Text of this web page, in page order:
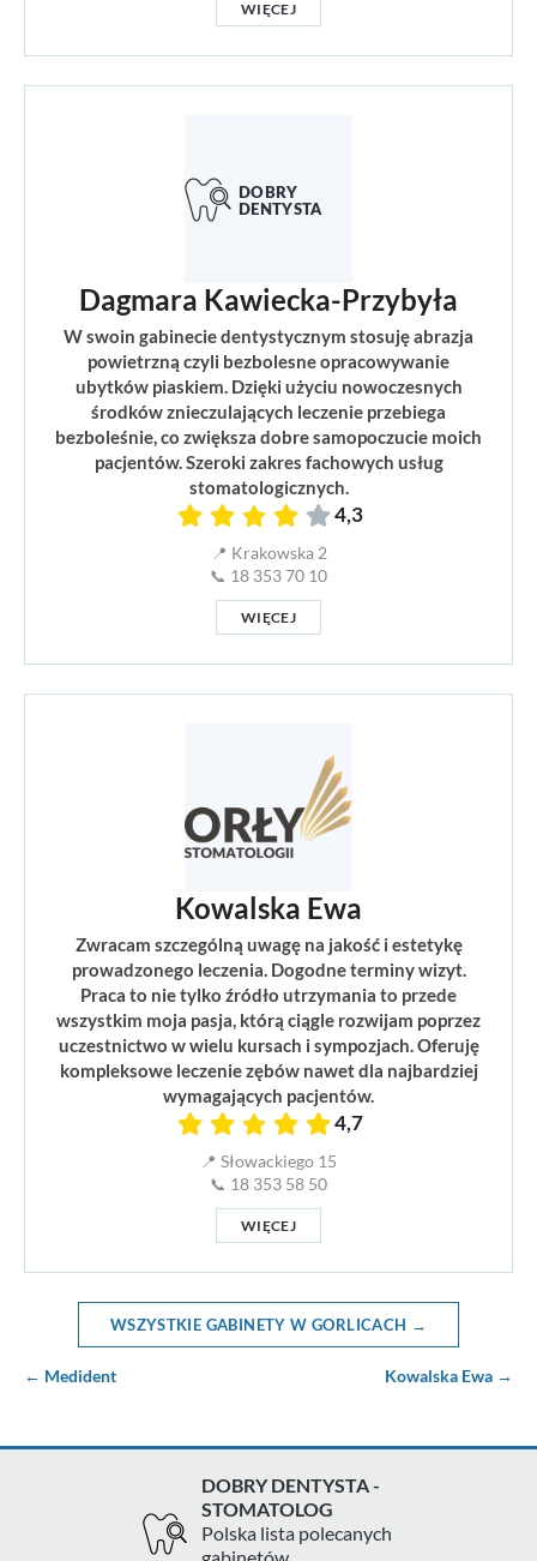
WIĘCEJ
Dagmara Kawiecka-Przybyła
W swoin gabinecie dentystycznym stosuję abrazja
powietrzną czyli bezbolesne opracowywanie
ubytków piaskiem. Dzięki użyciu nowoczesnych
środków znieczulających leczenie przebiega
bezboleśnie, co zwiększa dobre samopoczucie moich
pacjentów. Szeroki zakres fachowych usług
stomatologicznych.
4,3
📍 Krakowska 2
📞 18 353 70 10
WIĘCEJ
Kowalska Ewa
Zwracam szczególną uwagę na jakość i estetykę
prowadzonego leczenia. Dogodne terminy wizyt.
Praca to nie tylko źródło utrzymania to przede
wszystkim moja pasja, którą ciągle rozwijam poprzez
uczestnictwo w wielu kursach i sympozjach. Oferuję
kompleksowe leczenie zębów nawet dla najbardziej
wymagających pacjentów.
4,7
📍 Słowackiego 15
📞 18 353 58 50
WIĘCEJ
WSZYSTKIE GABINETY W GORLICACH →
← Medident Kowalska Ewa →
DOBRY DENTYSTA -
STOMATOLOG
Polska lista polecanych